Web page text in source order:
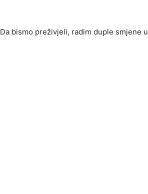
Da bismo preživjeli, radim duple smjene